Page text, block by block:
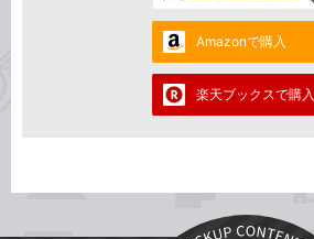
Amazonで購入
楽天ブックスで購入